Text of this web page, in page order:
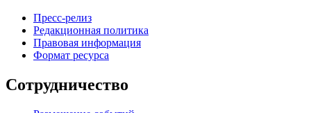
Пресс-релиз
Редакционная политика
Правовая информация
Формат ресурса
Сотрудничество